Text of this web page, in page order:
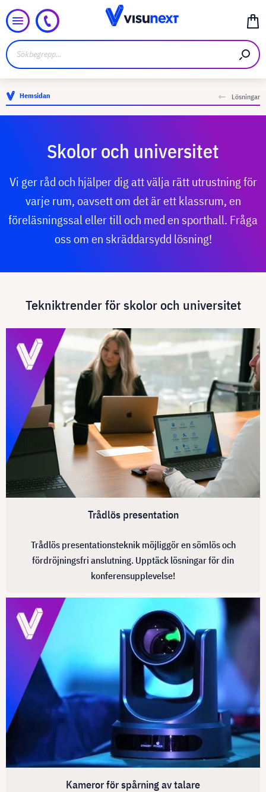
Hemsidan Lösningar
Skolor och universitet
Vi ger råd och hjälper dig att välja rätt utrustning för
varje rum, oavsett om det är ett klassrum, en
föreläsningssal eller till och med en sporthall. Fråga
oss om en skräddarsydd lösning!
Tekniktrender för skolor och universitet
Trådlös presentation
Trådlös presentationsteknik möjliggör en sömlös och
fördröjningsfri anslutning. Upptäck lösningar för din
konferensupplevelse!
Kameror för spårning av talare